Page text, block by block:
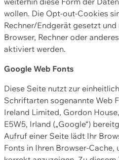
wollen. Die Opt-out-Cookies
Rechner/Endgerät gesetzt
Browser, Rechner oder
aktiviert werden.
Google Web Fonts
Diese Seite nutzt zur
Schriftarten sogenannte Web
Ireland Limited, Gordon
E5W5, Irland („Google“)
Aufruf einer Seite lädt Ihr
Fonts in Ihren Browser-